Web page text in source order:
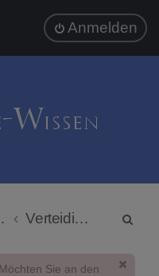
Anmelden
Verteidigungspolitik
Sie an den